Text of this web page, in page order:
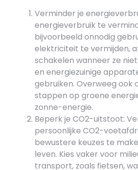
Verminder je
energieverbruik te
bijvoorbeeld onnodig
elektriciteit te vermijden,
schakelen wanneer ze
en energiezuinige
gebruiken. Overweeg ook
stappen op groene
zonne-energie.
Beperk je CO2-uitstoot:
persoonlijke CO2-
bewustere keuzes te
leven. Kies vaker voor
transport, zoals fietsen,